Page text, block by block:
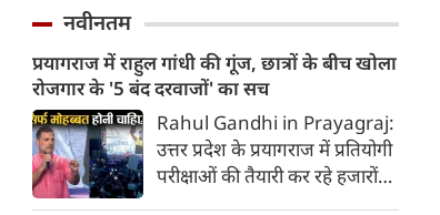
नवीनतम
प्रयागराज में राहुल गांधी की गूंज, छात्रों के बीच खोला
रोजगार के '5 बंद दरवाजों' का सच
Rahul Gandhi in Prayagraj:
उत्तर प्रदेश के प्रयागराज में प्रतियोगी
परीक्षाओं की तैयारी कर रहे हजारों